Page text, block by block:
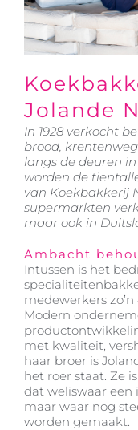
Jolande
In 1928 verkocht
brood,
langs de deuren
worden de
van Koekbakkerij
supermarkten
maar ook in
Ambacht
Intussen is het
medewerkers
Modern
met kwaliteit,
haar broer is
het roer staat. Ze
dat weliswaar een
maar waar nog
worden gemaakt.